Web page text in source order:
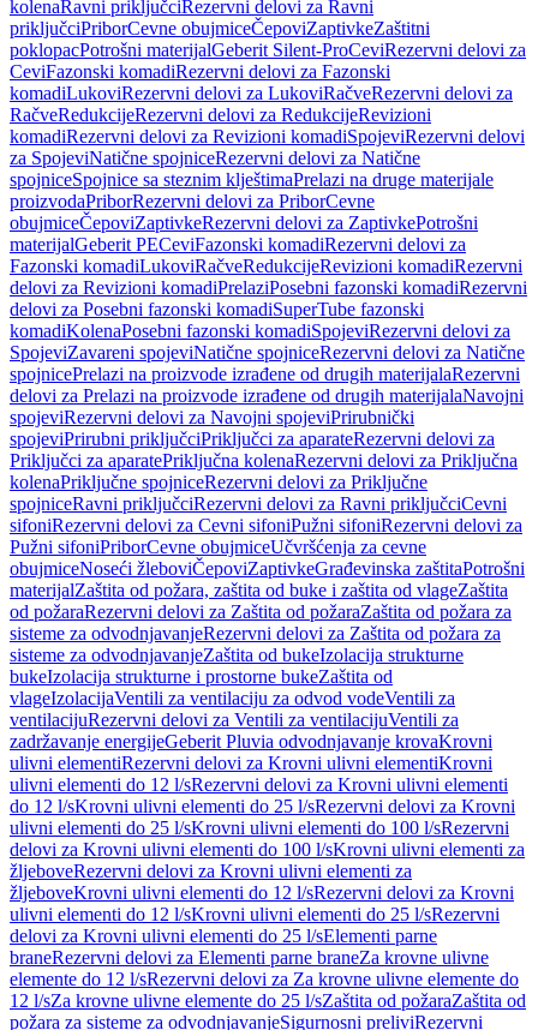
kolenaRavni priključciRezervni delovi za Ravni
priključciPriborCevne obujmiceČepoviZaptivkeZaštitni
poklopacPotrošni materijalGeberit Silent-ProCeviRezervni delovi za
CeviFazonski komadiRezervni delovi za Fazonski
komadiLukoviRezervni delovi za LukoviRačveRezervni delovi za
RačveRedukcijeRezervni delovi za RedukcijeRevizioni
komadiRezervni delovi za Revizioni komadiSpojeviRezervni delovi
za SpojeviNatične spojniceRezervni delovi za Natične
spojniceSpojnice sa steznim klještimaPrelazi na druge materijale
proizvodaPriborRezervni delovi za PriborCevne
obujmiceČepoviZaptivkeRezervni delovi za ZaptivkePotrošni
materijalGeberit PECeviFazonski komadiRezervni delovi za
Fazonski komadiLukoviRačveRedukcijeRevizioni komadiRezervni
delovi za Revizioni komadiPrelaziPosebni fazonski komadiRezervni
delovi za Posebni fazonski komadiSuperTube fazonski
komadiKolenaPosebni fazonski komadiSpojeviRezervni delovi za
SpojeviZavareni spojeviNatične spojniceRezervni delovi za Natične
spojnicePrelazi na proizvode izrađene od drugih materijalaRezervni
delovi za Prelazi na proizvode izrađene od drugih materijalaNavojni
spojeviRezervni delovi za Navojni spojeviPrirubnički
spojeviPrirubni priključciPriključci za aparateRezervni delovi za
Priključci za aparatePriključna kolenaRezervni delovi za Priključna
kolenaPriključne spojniceRezervni delovi za Priključne
spojniceRavni priključciRezervni delovi za Ravni priključciCevni
sifoniRezervni delovi za Cevni sifoniPužni sifoniRezervni delovi za
Pužni sifoniPriborCevne obujmiceUčvršćenja za cevne
obujmiceNoseći žleboviČepoviZaptivkeGrađevinska zaštitaPotrošni
materijalZaštita od požara, zaštita od buke i zaštita od vlageZaštita
od požaraRezervni delovi za Zaštita od požaraZaštita od požara za
sisteme za odvodnjavanjeRezervni delovi za Zaštita od požara za
sisteme za odvodnjavanjeZaštita od bukeIzolacija strukturne
bukeIzolacija strukturne i prostorne bukeZaštita od
vlageIzolacijaVentili za ventilaciju za odvod vodeVentili za
ventilacijuRezervni delovi za Ventili za ventilacijuVentili za
zadržavanje energijeGeberit Pluvia odvodnjavanje krovaKrovni
ulivni elementiRezervni delovi za Krovni ulivni elementiKrovni
ulivni elementi do 12 l/sRezervni delovi za Krovni ulivni elementi
do 12 l/sKrovni ulivni elementi do 25 l/sRezervni delovi za Krovni
ulivni elementi do 25 l/sKrovni ulivni elementi do 100 l/sRezervni
delovi za Krovni ulivni elementi do 100 l/sKrovni ulivni elementi za
žljeboveRezervni delovi za Krovni ulivni elementi za
žljeboveKrovni ulivni elementi do 12 l/sRezervni delovi za Krovni
ulivni elementi do 12 l/sKrovni ulivni elementi do 25 l/sRezervni
delovi za Krovni ulivni elementi do 25 l/sElementi parne
braneRezervni delovi za Elementi parne braneZa krovne ulivne
elemente do 12 l/sRezervni delovi za Za krovne ulivne elemente do
12 l/sZa krovne ulivne elemente do 25 l/sZaštita od požaraZaštita od
požara za sisteme za odvodnjavanjeSigurnosni preliviRezervni